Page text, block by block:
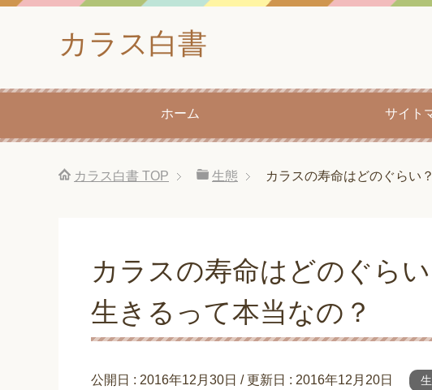
カラス白書
ホーム サイト
カラス白書 TOP 生態 カラスの寿命はどのぐらい
カラスの寿命はどのぐら
生きるって本当なの？
公開日 : 2016年12月30日 / 更新日 : 2016年12月20日